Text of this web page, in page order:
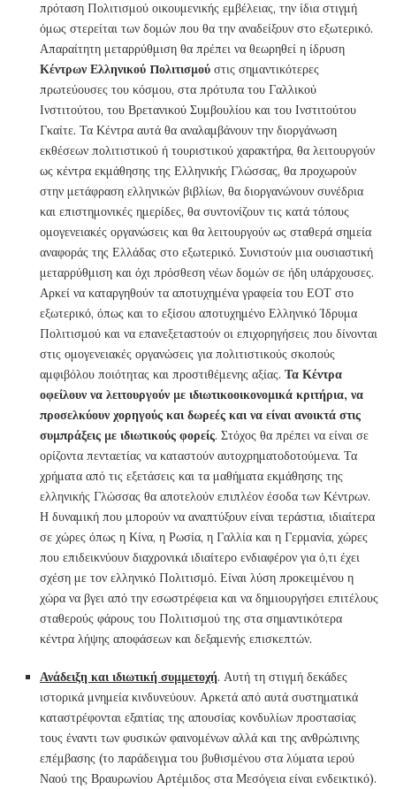
πρόταση Πολιτισμού οικουμενικής εμβέλειας, την ίδια στιγμή
όμως στερείται των δομών που θα την αναδείξουν στο εξωτερικό.
Απαραίτητη μεταρρύθμιση θα πρέπει να θεωρηθεί η ίδρυση
Κέντρων Ελληνικού Πολιτισμού στις σημαντικότερες
πρωτεύουσες του κόσμου, στα πρότυπα του Γαλλικού
Ινστιτούτου, του Βρετανικού Συμβουλίου και του Ινστιτούτου
Γκαίτε. Τα Κέντρα αυτά θα αναλαμβάνουν την διοργάνωση
εκθέσεων πολιτιστικού ή τουριστικού χαρακτήρα, θα λειτουργούν
ως κέντρα εκμάθησης της Ελληνικής Γλώσσας, θα προχωρούν
στην μετάφραση ελληνικών βιβλίων, θα διοργανώνουν συνέδρια
και επιστημονικές ημερίδες, θα συντονίζουν τις κατά τόπους
ομογενειακές οργανώσεις και θα λειτουργούν ως σταθερά σημεία
αναφοράς της Ελλάδας στο εξωτερικό. Συνιστούν μια ουσιαστική
μεταρρύθμιση και όχι πρόσθεση νέων δομών σε ήδη υπάρχουσες.
Αρκεί να καταργηθούν τα αποτυχημένα γραφεία του ΕΟΤ στο
εξωτερικό, όπως και το εξίσου αποτυχημένο Ελληνικό Ίδρυμα
Πολιτισμού και να επανεξεταστούν οι επιχορηγήσεις που δίνονται
στις ομογενειακές οργανώσεις για πολιτιστικούς σκοπούς
αμφιβόλου ποιότητας και προστιθέμενης αξίας. Τα Κέντρα
οφείλουν να λειτουργούν με ιδιωτικοοικονομικά κριτήρια, να
προσελκύουν χορηγούς και δωρεές και να είναι ανοικτά στις
συμπράξεις με ιδιωτικούς φορείς. Στόχος θα πρέπει να είναι σε
ορίζοντα πενταετίας να καταστούν αυτοχρηματοδοτούμενα. Τα
χρήματα από τις εξετάσεις και τα μαθήματα εκμάθησης της
ελληνικής Γλώσσας θα αποτελούν επιπλέον έσοδα των Κέντρων.
Η δυναμική που μπορούν να αναπτύξουν είναι τεράστια, ιδιαίτερα
σε χώρες όπως η Κίνα, η Ρωσία, η Γαλλία και η Γερμανία, χώρες
που επιδεικνύουν διαχρονικά ιδιαίτερο ενδιαφέρον για ό,τι έχει
σχέση με τον ελληνικό Πολιτισμό. Είναι λύση προκειμένου η
χώρα να βγει από την εσωστρέφεια και να δημιουργήσει επιτέλους
σταθερούς φάρους του Πολιτισμού της στα σημαντικότερα
κέντρα λήψης αποφάσεων και δεξαμενής επισκεπτών.
Ανάδειξη και ιδιωτική συμμετοχή. Αυτή τη στιγμή δεκάδες
ιστορικά μνημεία κινδυνεύουν. Αρκετά από αυτά συστηματικά
καταστρέφονται εξαιτίας της απουσίας κονδυλίων προστασίας
τους έναντι των φυσικών φαινομένων αλλά και της ανθρώπινης
επέμβασης (το παράδειγμα του βυθισμένου στα λύματα ιερού
Ναού της Βραυρωνίου Αρτέμιδος στα Μεσόγεια είναι ενδεικτικό).